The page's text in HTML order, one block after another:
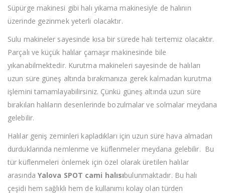
Süpürge makinesi gibi halı yıkama makinesiyle de halının
üzerinde gezinmek yeterli olacaktır.
Sulu makineler sayesinde kısa bir sürede halı tertemiz olacaktır.
Parçalı ve küçük halılar çamaşır makinesinde bile
yıkanabilmektedir. Kurutma makineleri sayesinde de halıları
uzun süre güneş altında bırakmanıza gerek kalmadan kurutma
işlemini tamamlayabilirsiniz. Çünkü güneş altında uzun süre
bırakılan halıların desenlerinde bozulmalar ve solmalar meydana
gelebilir.
Halılar geniş zeminleri kapladıkları için uzun süre hava almadan
durduklarında nemlenme ve küflenmeler meydana gelebilir. Bu
tür küflenmeleri önlemek için özel olarak üretilen halılar
arasında Yalova SPOT cami halısıbulunmaktadır. Bu halı
çeşidi hem sağlıklı hem de kullanımı kolay olan türden